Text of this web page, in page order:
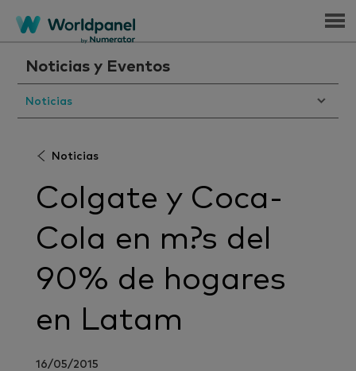
Menu
Noticias y Eventos
Noticias
Noticias
Colgate y Coca-
Cola en m?s del
90% de hogares
en Latam
16/05/2015